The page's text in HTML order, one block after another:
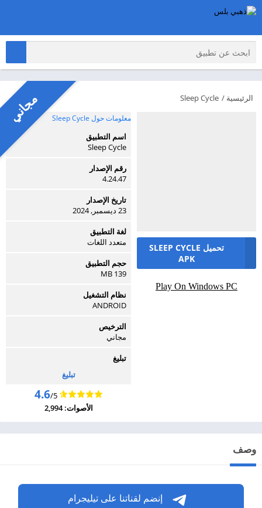
الرئيسية /
Sleep Cycle
تحميل SLEEP CYCLE
APK
Play On Windows PC
معلومات حول Sleep Cycle
اسم التطبيق
Sleep Cycle
رقم الإصدار
4.24.47
تاريخ الإصدار
23 ديسمبر, 2024
لغة التطبيق
متعدد اللغات
حجم التطبيق
139 MB
نظام التشغيل
ANDROID
الترخيص
مجاني
تبليغ
تبليغ
4.6/5
الأصوات: 2,994
مجاني
وصف
إنضم لقناتنا على تيليجرام